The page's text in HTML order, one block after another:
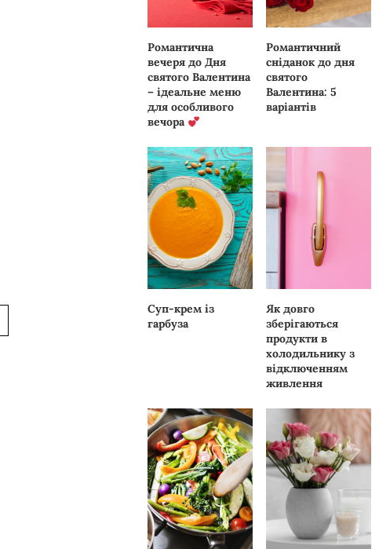
Романтична
вечеря до Дня
святого Валентина
– ідеальне меню
для особливого
вечора
Романтичний
сніданок до дня
святого
Валентина: 5
варіантів
Суп-крем із
гарбуза
Як довго
зберігаються
продукти в
холодильнику з
відключенням
живлення